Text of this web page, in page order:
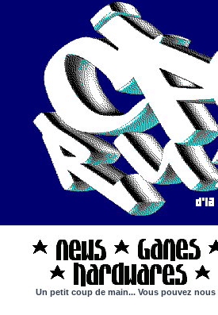
Un petit coup de main... Vous pouvez